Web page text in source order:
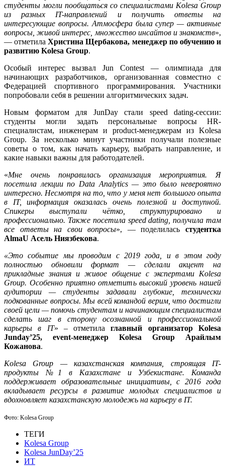
студенты могли пообщаться со специалистами Kolesa Group
из разных IT-направлений и получить ответы на
интересующие вопросы. Атмосфера была супер — активные
вопросы, живой интерес, множество инсайтов и знакомств»,
— отметилаХристина Щербакова, менеджер по обучению и
развитию Kolesa Group.
Особый интерес вызвал Jun Contest — олимпиада для
начинающих разработчиков, организованная совместно с
Федерацией спортивного программирования. Участники
попробовали себя в решении алгоритмических задач.
Новым форматом для JunDay стали speed dating-сессии:
студенты могли задать персональные вопросы HR-
специалистам, инженерам и product-менеджерам из Kolesa
Group. За несколько минут участники получали полезные
советы о том, как начать карьеру, выбрать направление, и
какие навыки важны для работодателей.
«Мне очень понравилась организация мероприятия. Я
посетила лекции по Data Analytics — это было невероятно
интересно. Несмотря на то, что у меня нет большого опыта
в IT, информация оказалась очень полезной и доступной.
Спикеры выступали чётко, структурировано и
профессионально. Также посетила speed dating, получила там
все ответы на свои вопросы», — поделиласьстудентка
AlmaU Асель Ниязбекова.
«Это событие мы проводим с 2019 года, и в этом году
полностью обновили формат — сделали акцент на
прикладные знания и живое общение с экспертами Kolesa
Group. Особенно приятно отметить высокий уровень нашей
аудитории — студенты задавали глубокие, технически
подкованные вопросы. Мы всей командой верим, что достигли
своей цели — помочь студентам и начинающим специалистам
сделать шаг в сторону осознанной и профессиональной
карьеры в IT» – отметилаглавный организатор Kolesa
Junday’25, event-менеджер Kolesa Group Арайлым
Кожанова.
Kolesa Group — казахстанская компания, строящая IT-
продукты №1 в Казахстане и Узбекистане. Команда
поддерживает образовательные инициативы, с 2016 года
вкладывает ресурсы в развитие молодых специалистов и
вдохновляет казахстанскую молодежь на карьеру в IT.
Фото: Kolesa Group
ТЕГИ
Kolesa Group
Kolesa JunDay’25
ИТ